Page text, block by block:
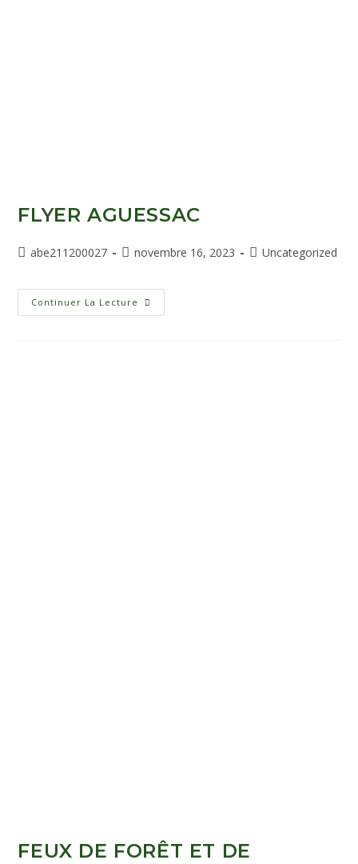
FLYER AGUESSAC
abe211200027 novembre 16, 2023 Uncategorized
Continuer La Lecture
FEUX DE FORÊT ET DE